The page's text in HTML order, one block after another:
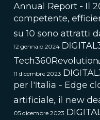
Annual Report - Il
competente,
su 10 sono attratti
12 gennaio 2024
Tech360Revolution
11 dicembre 2023
per l'Italia - Edge
artificiale, il new
05 dicembre 2023